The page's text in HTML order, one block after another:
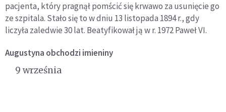
pacjenta, który pragnął pomścić się krwawo za usunięcie go
ze szpitala. Stało się to w dniu 13 listopada 1894 r., gdy
liczyła zaledwie 30 lat. Beatyfikował ją w r. 1972 Paweł VI.
Augustyna obchodzi imieniny
9 września